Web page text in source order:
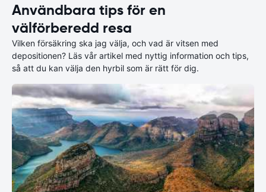
Användbara tips för en
välförberedd resa
Vilken försäkring ska jag välja, och vad är vitsen med
depositionen? Läs vår artikel med nyttig information och tips,
så att du kan välja den hyrbil som är rätt för dig.